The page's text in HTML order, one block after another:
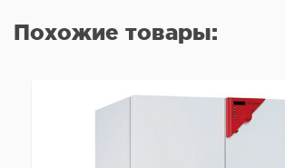
Похожие товары: